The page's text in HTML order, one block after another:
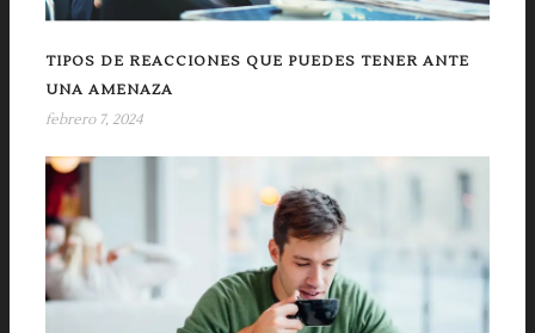
TIPOS DE REACCIONES QUE PUEDES TENER ANTE
UNA AMENAZA
febrero 7, 2024